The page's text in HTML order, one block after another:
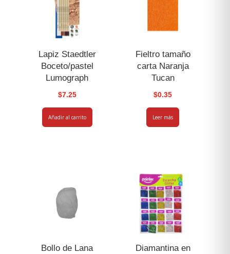
Lapiz Staedtler
Boceto/pastel
Lumograph
$7.25
Añadir al carrito
Fieltro tamaño
carta Naranja
Tucan
$0.35
Leer más
Bollo de Lana
Diamantina en